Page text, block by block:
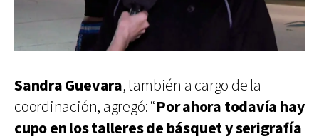
Sandra Guevara, también a cargo de la
coordinación, agregó: “Por ahora todavía hay
cupo en los talleres de básquet y serigrafía